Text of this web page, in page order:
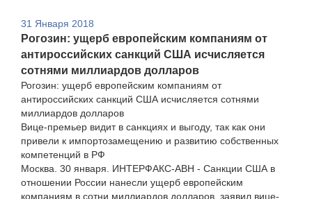
31 Января 2018
Рогозин: ущерб европейским компаниям от
антироссийских санкций США исчисляется
сотнями миллиардов долларов
Рогозин: ущерб европейским компаниям от
антироссийских санкций США исчисляется сотнями
миллиардов долларов
Вице-премьер видит в санкциях и выгоду, так как они
привели к импортозамещению и развитию собственных
компетенций в РФ
Москва. 30 января. ИНТЕРФАКС-АВН - Санкции США в
отношении России нанесли ущерб европейским
компаниям в сотни миллиардов долларов, заявил вице-